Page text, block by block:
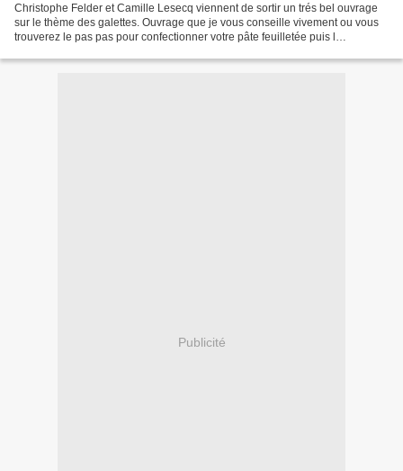
Christophe Felder et Camille Lesecq viennent de sortir un trés bel ouvrage
sur le thème des galettes. Ouvrage que je vous conseille vivement ou vous
trouverez le pas pas pour confectionner votre pâte feuilletée puis l
Publicité